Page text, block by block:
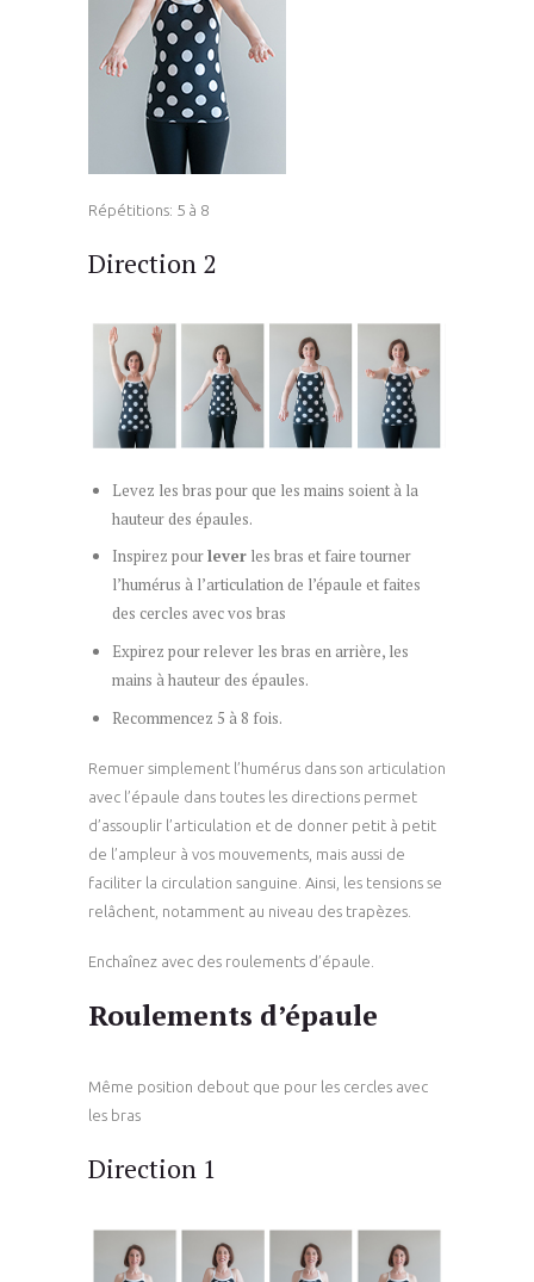
Répétitions: 5 à 8
Direction 2
Levez les bras pour que les mains soient à la
hauteur des épaules.
Inspirez pourleverles bras et faire tourner
l’humérus à l’articulation de l’épaule et faites
des cercles avec vos bras
Expirez pour relever les bras en arrière, les
mains à hauteur des épaules.
Recommencez 5 à 8 fois.
Remuer simplement l’humérus dans son articulation
avec l’épaule dans toutes les directions permet
d’assouplir l’articulation et de donner petit à petit
de l’ampleur à vos mouvements, mais aussi de
faciliter la circulation sanguine. Ainsi, les tensions se
relâchent, notamment au niveau des trapèzes.
Enchaînez avec des roulements d’épaule.
Roulements d’épaule
Même position debout que pour les cercles avec
les bras
Direction 1